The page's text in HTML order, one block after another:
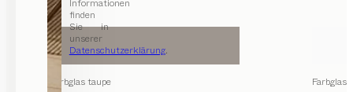
Informationen
finden
Sie in
unserer
Datenschutzerklärung.
Farbglas taupe Farbglas